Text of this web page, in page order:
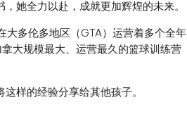
她全力以赴，成就更加辉煌的未来。
大多伦多地区（GTA）运营着多个全年
大规模最大、运营最久的篮球训练营
样的经验分享给其他孩子。